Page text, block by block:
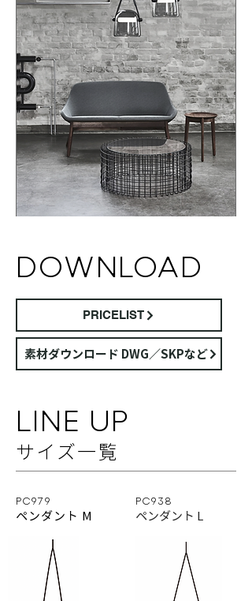
ンダントとブラケットを展開し、サイズは
M、L、XLをラインナップしています。
DOWNLOAD
PRICELIST
素材ダウンロード DWG／SKPなど
LINE UP
サイズ⼀覧
PC979
ペンダント M
PC938
ペンダント L